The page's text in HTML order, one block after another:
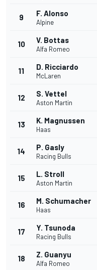
9 F. Alonso
Alpine
10 V. Bottas
Alfa Romeo
11 D. Ricciardo
McLaren
12 S. Vettel
Aston Martin
13 K. Magnussen
Haas
14 P. Gasly
Racing Bulls
15 L. Stroll
Aston Martin
16 M. Schumacher
Haas
17 Y. Tsunoda
Racing Bulls
18 Z. Guanyu
Alfa Romeo